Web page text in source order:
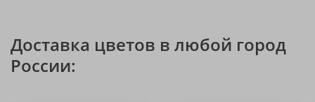
Доставка цветов в любой город
России: